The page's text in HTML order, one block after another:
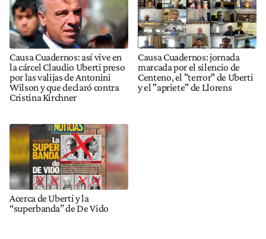
Causa Cuadernos: así vive en
la cárcel Claudio Uberti preso
por las valijas de Antonini
Wilson y que declaró contra
Cristina Kirchner
Causa Cuadernos: jornada
marcada por el silencio de
Centeno, el "terror" de Uberti
y el "apriete" de Llorens
Acerca de Uberti y la
“superbanda” de De Vido